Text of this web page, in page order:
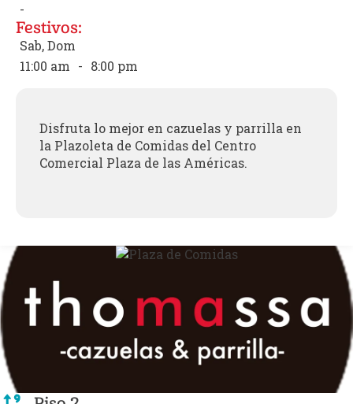
-
Festivos:
Sab, Dom
11:00 am - 8:00 pm
Disfruta lo mejor en cazuelas y parrilla en
la Plazoleta de Comidas del Centro
Comercial Plaza de las Américas.